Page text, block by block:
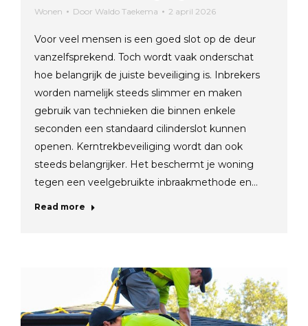
Wonen Door Waldo Taekema 2 april 2026
Voor veel mensen is een goed slot op de deur
vanzelfsprekend. Toch wordt vaak onderschat
hoe belangrijk de juiste beveiliging is. Inbrekers
worden namelijk steeds slimmer en maken
gebruik van technieken die binnen enkele
seconden een standaard cilinderslot kunnen
openen. Kerntrekbeveiliging wordt dan ook
steeds belangrijker. Het beschermt je woning
tegen een veelgebruikte inbraakmethode en…
Read more